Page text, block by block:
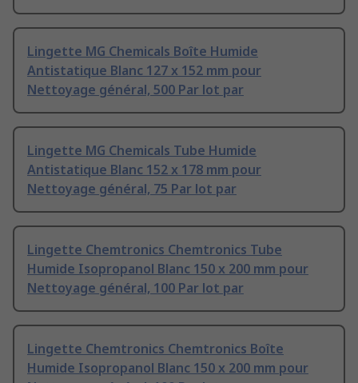
Lingette MG Chemicals Boîte Humide
Antistatique Blanc 127 x 152 mm pour
Nettoyage général, 500 Par lot par
Lingette MG Chemicals Tube Humide
Antistatique Blanc 152 x 178 mm pour
Nettoyage général, 75 Par lot par
Lingette Chemtronics Chemtronics Tube
Humide Isopropanol Blanc 150 x 200 mm pour
Nettoyage général, 100 Par lot par
Lingette Chemtronics Chemtronics Boîte
Humide Isopropanol Blanc 150 x 200 mm pour